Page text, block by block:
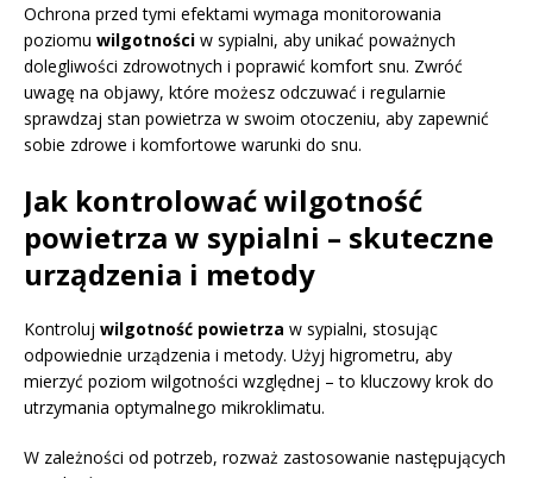
Ochrona przed tymi efektami wymaga monitorowania
poziomu wilgotności w sypialni, aby unikać poważnych
dolegliwości zdrowotnych i poprawić komfort snu. Zwróć
uwagę na objawy, które możesz odczuwać i regularnie
sprawdzaj stan powietrza w swoim otoczeniu, aby zapewnić
sobie zdrowe i komfortowe warunki do snu.
Jak kontrolować wilgotność
powietrza w sypialni – skuteczne
urządzenia i metody
Kontroluj wilgotność powietrza w sypialni, stosując
odpowiednie urządzenia i metody. Użyj higrometru, aby
mierzyć poziom wilgotności względnej – to kluczowy krok do
utrzymania optymalnego mikroklimatu.
W zależności od potrzeb, rozważ zastosowanie następujących